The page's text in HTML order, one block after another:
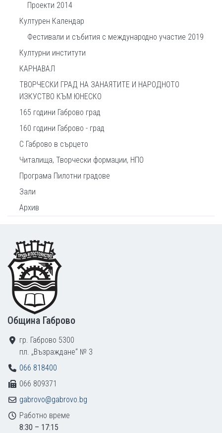
Проекти 2014
Културен Календар
Фестивали и събития с международно участие 2019
Културни институти
КАРНАВАЛ
ТВОРЧЕСКИ ГРАД НА ЗАНАЯТИТЕ И НАРОДНОТО
ИЗКУСТВО КЪМ ЮНЕСКО
165 години Габрово град
160 години Габрово - град
С Габрово в сърцето
Читалища, Творчески формации, НПО
Програма Пилотни градове
Зали
Архив
Footer
Община Габрово
гр. Габрово 5300
пл. „Възраждане“ № 3
066 818400
066 809371
gabrovo@gabrovo.bg
Работно време
8:30 – 17:15